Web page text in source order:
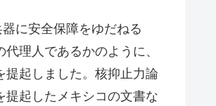
に安全保障をゆだねる
理人であるかのように、
起しました。核抑止力論
提起したメキシコの文書な